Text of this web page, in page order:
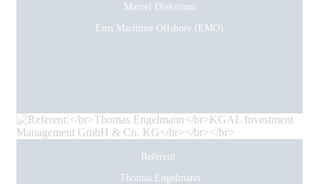
Marcel Diekmann
Ems Maritime Offshore (EMO)
Referent:
Thomas Engelmann